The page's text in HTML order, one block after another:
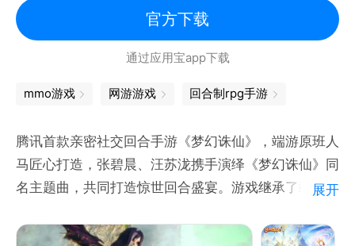
官方下载
通过应用宝app下载
mmo游戏 网游游戏 回合制rpg手游
腾讯首款亲密社交回合手游《梦幻诛仙》，端游原班人
马匠心打造，张碧晨、汪苏泷携手演绎《梦幻诛仙》同
名主题曲，共同打造惊世回合盛宴。游戏继承了端游精
剑飞行、3D大招、个性萌宠及特色诛仙法宝等多种经
展开